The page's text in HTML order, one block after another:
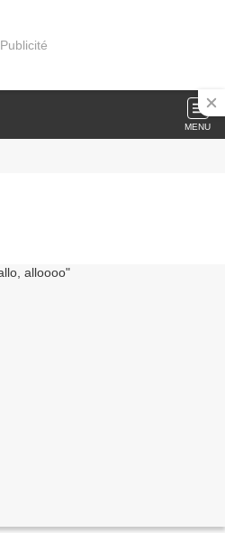
Publicité
MENU